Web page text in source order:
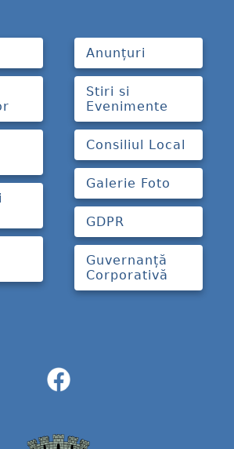
Anunțuri
Stiri si
Evenimente
Consiliul Local
Galerie Foto
GDPR
Guvernanță
Corporativă